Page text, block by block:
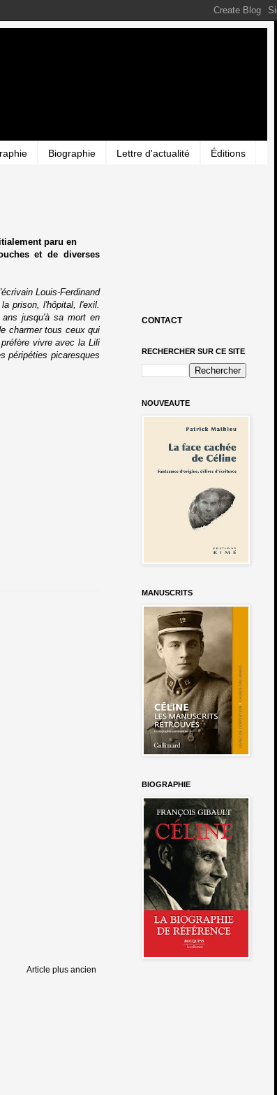
Biographie Lettre d'actualité Éditions
paru en
et de diverses
Louis-Ferdinand
prison, l'hôpital, l'exil.
ans jusqu'à sa mort en
charmer tous ceux qui
vivre avec la Lili
péripéties picaresques
Article plus ancien
CONTACT
RECHERCHER SUR CE SITE
NOUVEAUTE
MANUSCRITS
BIOGRAPHIE